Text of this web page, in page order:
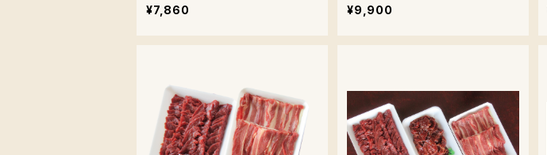
¥7,860
¥9,900